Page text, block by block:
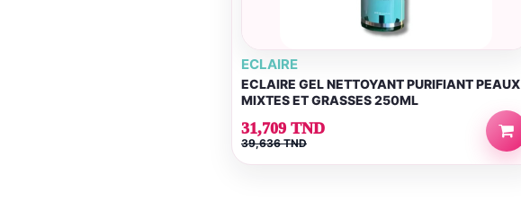
ECLAIRE
ECLAIRE GEL NETTOYANT PURIFIANT PEAUX
MIXTES ET GRASSES 250ML
31,709 TND
39,636 TND